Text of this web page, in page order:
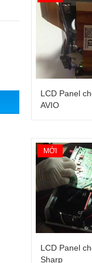
LCD Panel
AVIO
MỚI
LCD Panel
Sharp
Chíp
Giá: